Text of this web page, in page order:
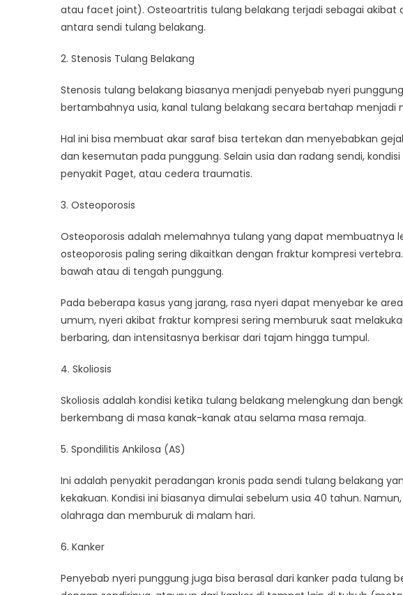
atau facet joint). Osteoartritis tulang belakang terjadi sebagai akibat
antara sendi tulang belakang.
2. Stenosis Tulang Belakang
Stenosis tulang belakang biasanya menjadi penyebab nyeri
bertambahnya usia, kanal tulang belakang secara bertahap menjadi
Hal ini bisa membuat akar saraf bisa tertekan dan menyebabkan
dan kesemutan pada punggung. Selain usia dan radang sendi,
penyakit Paget, atau cedera traumatis.
3. Osteoporosis
Osteoporosis adalah melemahnya tulang yang dapat membuatnya
osteoporosis paling sering dikaitkan dengan fraktur kompresi
bawah atau di tengah punggung.
Pada beberapa kasus yang jarang, rasa nyeri dapat menyebar ke
umum, nyeri akibat fraktur kompresi sering memburuk saat
berbaring, dan intensitasnya berkisar dari tajam hingga tumpul.
4. Skoliosis
Skoliosis adalah kondisi ketika tulang belakang melengkung dan
berkembang di masa kanak-kanak atau selama masa remaja.
5. Spondilitis Ankilosa (AS)
Ini adalah penyakit peradangan kronis pada sendi tulang belakang
kekakuan. Kondisi ini biasanya dimulai sebelum usia 40 tahun.
olahraga dan memburuk di malam hari.
6. Kanker
Penyebab nyeri punggung juga bisa berasal dari kanker pada tulang